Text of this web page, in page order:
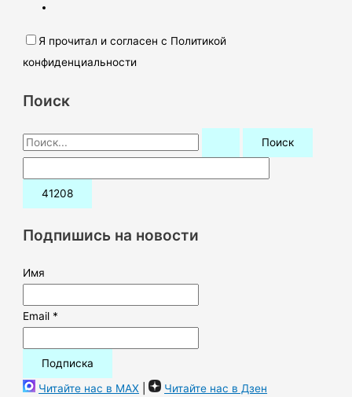
Я прочитал и согласен с Политикой
конфиденциальности
Поиск
П
о
и
:Подпишись на новости
Имя
Email *
Читайте нас в MAX | Читайте нас в Дзен